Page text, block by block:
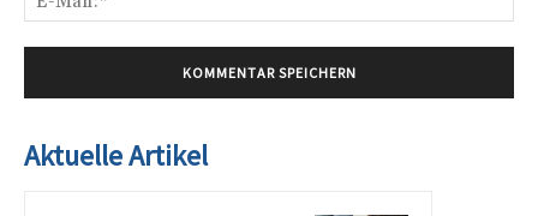
Aktuelle Artikel